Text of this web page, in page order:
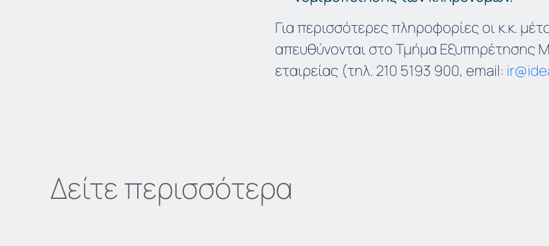
Για περισσότερες πληροφορίες οι κ.κ.
απευθύνονται στο Τμήμα Εξυπηρέτησης
εταιρείας (τηλ. 210 5193 900, email:
Δείτε περισσότερα